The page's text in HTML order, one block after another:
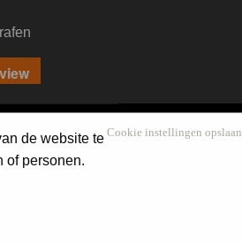
Cookie instellingen opslaan
de website te
of personen.